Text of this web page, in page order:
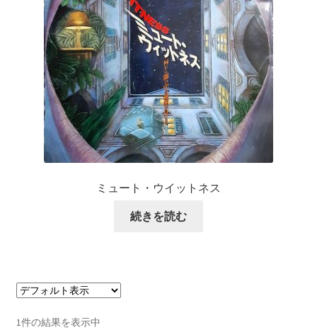
ミュート・ウイットネス
続きを読む
1件の結果を表示中